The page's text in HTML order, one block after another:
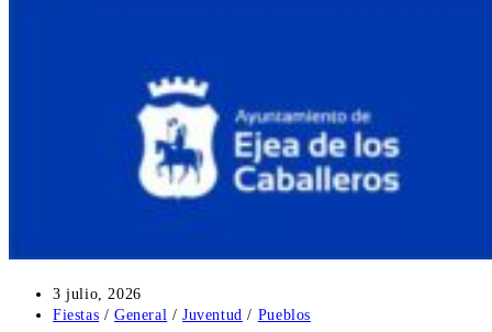
Publicación
de
3 julio, 2026
Categoría
Fiestas / General / Juventud / Pueblos